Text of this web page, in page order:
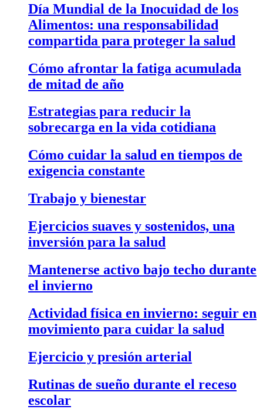
Día Mundial de la Inocuidad de los
Alimentos: una responsabilidad
compartida para proteger la salud
Cómo afrontar la fatiga acumulada
de mitad de año
Estrategias para reducir la
sobrecarga en la vida cotidiana
Cómo cuidar la salud en tiempos de
exigencia constante
Trabajo y bienestar
Ejercicios suaves y sostenidos, una
inversión para la salud
Mantenerse activo bajo techo durante
el invierno
Actividad física en invierno: seguir en
movimiento para cuidar la salud
Ejercicio y presión arterial
Rutinas de sueño durante el receso
escolar